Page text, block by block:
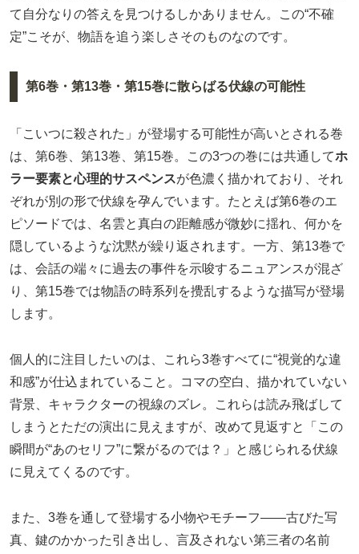
て自分なりの答えを見つけるしかありません。この“不確
定”こそが、物語を追う楽しさそのものなのです。
第6巻・第13巻・第15巻に散らばる伏線の可能性
「こいつに殺された」が登場する可能性が高いとされる巻
は、第6巻、第13巻、第15巻。この3つの巻には共通してホ
ラー要素と心理的サスペンスが色濃く描かれており、それ
ぞれが別の形で伏線を孕んでいます。たとえば第6巻のエ
ピソードでは、名雲と真白の距離感が微妙に揺れ、何かを
隠しているような沈黙が繰り返されます。一方、第13巻で
は、会話の端々に過去の事件を示唆するニュアンスが混ざ
り、第15巻では物語の時系列を攪乱するような描写が登場
します。
個人的に注目したいのは、これら3巻すべてに“視覚的な違
和感”が仕込まれていること。コマの空白、描かれていない
背景、キャラクターの視線のズレ。これらは読み飛ばして
しまうとただの演出に見えますが、改めて見返すと「この
瞬間が“あのセリフ”に繋がるのでは？」と感じられる伏線
に見えてくるのです。
また、3巻を通して登場する小物やモチーフ――古びた写
真、鍵のかかった引き出し、言及されない第三者の名前